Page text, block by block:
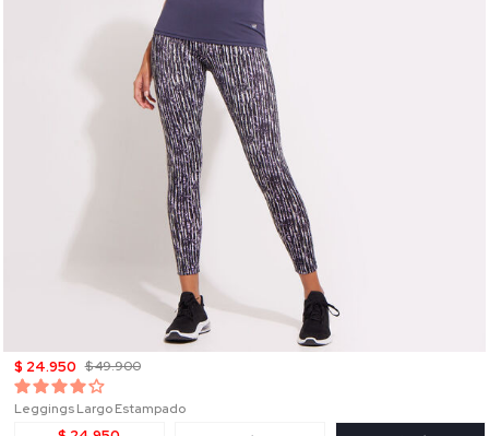
$ 24.950 $ 49.900
Leggings Largo Estampado